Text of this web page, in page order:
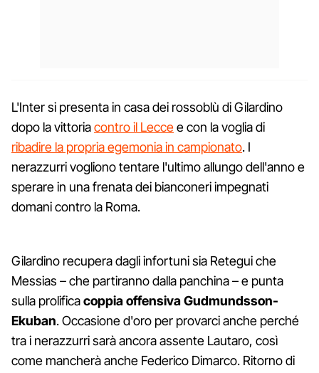
L'Inter si presenta in casa dei rossoblù di Gilardino
dopo la vittoriacontro il Leccee con la voglia di
ribadire la propria egemonia in campionato. I
nerazzurri vogliono tentare l'ultimo allungo dell'anno e
sperare in una frenata dei bianconeri impegnati
domani contro la Roma.
Gilardino recupera dagli infortuni sia Retegui che
Messias – che partiranno dalla panchina – e punta
sulla prolificacoppia offensiva Gudmundsson-
Ekuban. Occasione d'oro per provarci anche perché
tra i nerazzurri sarà ancora assente Lautaro, così
come mancherà anche Federico Dimarco. Ritorno di